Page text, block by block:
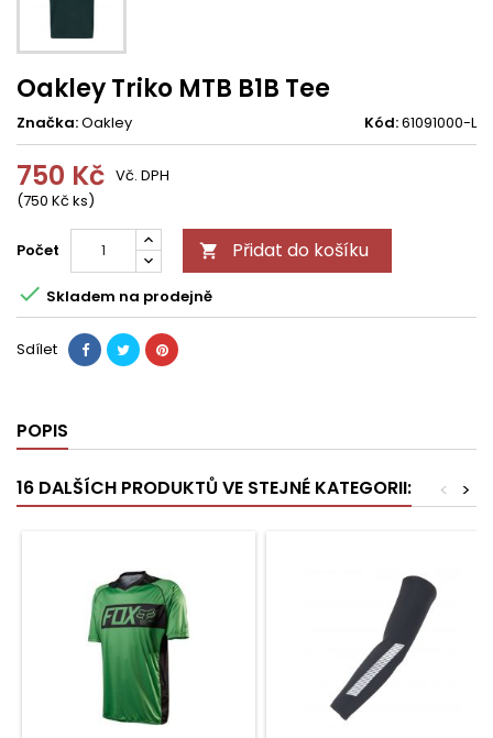
Oakley Triko MTB B1B Tee
Značka:Oakley Kód:61091000-L
750 Kč
(750 Kč ks)
Vč. DPH
Počet  Přidat do košíku
 Skladem na prodejně
Sdílet
POPIS
16 DALŠÍCH PRODUKTŮ VE STEJNÉ KATEGORII: >
<